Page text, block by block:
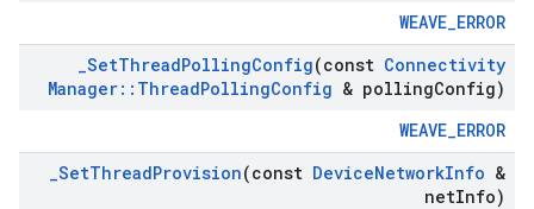
WEAVE_ERROR
_SetThreadPollingConfig(const Connectivity
Manager:: ThreadPollingConfig & pollingConfig)
WEAVE_ERROR
_SetThreadProvision(const DeviceNetworkInfo &
netInfo)